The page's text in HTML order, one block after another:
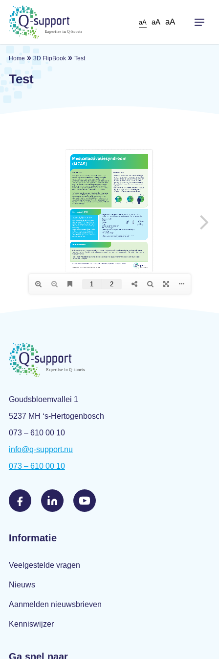
Skip
main
content
aA aA aA
Home » 3D FlipBook» Test
Test
Goudsbloemvallei 1
5237 MH ‘s-Hertogenbosch
073 – 610 00 10
info@q-support.nu
073 – 610 00 10
Informatie
Veelgestelde vragen
Nieuws
Aanmelden nieuwsbrieven
Kenniswijzer
Ga snel naar